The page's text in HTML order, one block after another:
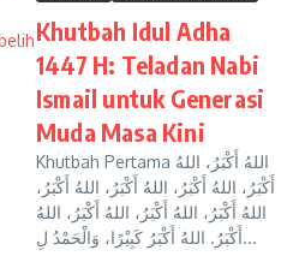
Khutbah Idul Adha
1447 H: Teladan Nabi
Ismail untuk Generasi
Muda Masa Kini
Khutbah Pertama اللهُ أَكْبَرُ، اللهُ
أَكْبَرُ، اللهُ أَكْبَرُ، اللهُ أَكْبَرُ، اللهُ أَكْبَرُ،
اللهُ أَكْبَرُ، اللهُ أَكْبَرُ، اللهُ أَكْبَرُ، اللهُ
أَكْبَرُ. اللهُ أَكْبَرُ كَبِيْرًا، وَالْحَمْدُ لِ...